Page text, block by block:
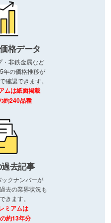
格データ
・非鉄金属など
年の価格推移が
確認できます。
ムは紙面掲載
約240品種
去記事
クナンバーが
去の業界状況も
きます。
ミアムは
約13年分